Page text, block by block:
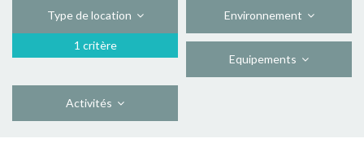
Type de location
1 critère
Environnement
Equipements
Activités